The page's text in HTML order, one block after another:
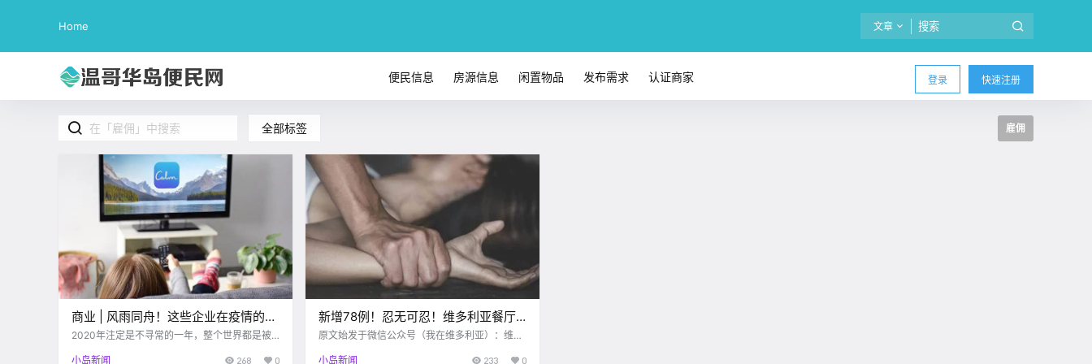
Home 文章
登录 快速注册
便民信息 房源信息 闲置物品 发布需求 认证商家
全部标签 雇佣
商业 | 风雨同舟！这些企业在疫情的暴
风雨中为社会撑起保护伞…
2020年注定是不寻常的一年，整个世界都是被
定。 在这个特殊的时期，加拿大的众多企业站了
小岛新闻 268 0
新增78例！忍无可忍！维多利亚餐厅
老板雇佣性侵犯！！岛上再添三架飞机
原文始发于微信公众号（我在维多利亚）：维多
周日阴雨绵绵 让博主的爬山计划泡汤 不过在家
小岛新闻 233 0